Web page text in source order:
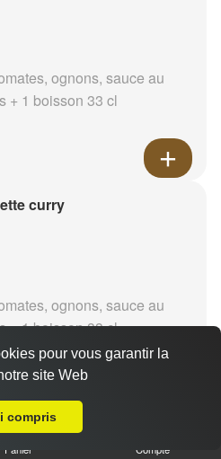
ognons, sauce au
+ 1 boisson 33 cl
curry
ognons, sauce au
+ 1 boisson 33 cl
Panier Compte
pour vous garantir la
site Web
compris